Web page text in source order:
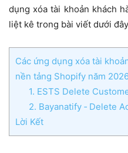
dụng xóa tài khoản khách
liệt kê trong bài viết dưới
Các ứng dụng xóa tài
nền tảng Shopify năm
1. ESTS Delete
2. Bayanatify ‑ Delete
Lời Kết